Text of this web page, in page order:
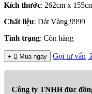
Kích thước: 262cm x
Chất liệu: Dát Vàng 9999
Tình trạng: Còn hàng
+  Mua ngay Gọi tư vấn
Công ty TNHH đúc